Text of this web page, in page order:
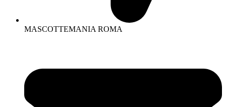
MASCOTTEMANIA ROMA